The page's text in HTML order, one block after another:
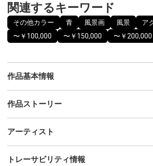
関連するキーワード
その他カラー 青 風景画 風景 ア
〜￥100,000
〜￥150,000 〜￥200,000
作品基本情報
出品者
制作年
アクリル
作品ストーリー
アーティスト
Issey
トレーサビリティ情報